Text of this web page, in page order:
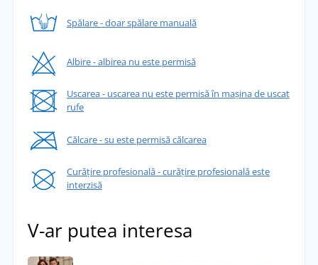
Spălare - doar spălare manuală
Albire - albirea nu este permisă
Uscarea - uscarea nu este permisă în mașina de uscat
rufe
Călcare - su este permisă călcarea
Curățire profesională - curățire profesională este
interzisă
V-ar putea interesa